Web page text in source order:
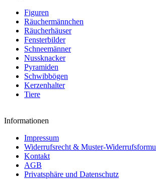
Figuren
Räuchermännchen
Räucherhäuser
Fensterbilder
Schneemänner
Nussknacker
Pyramiden
Schwibbögen
Kerzenhalter
Tiere
Informationen
Impressum
Widerrufsrecht & Muster-
Kontakt
AGB
Privatsphäre und Datenschutz